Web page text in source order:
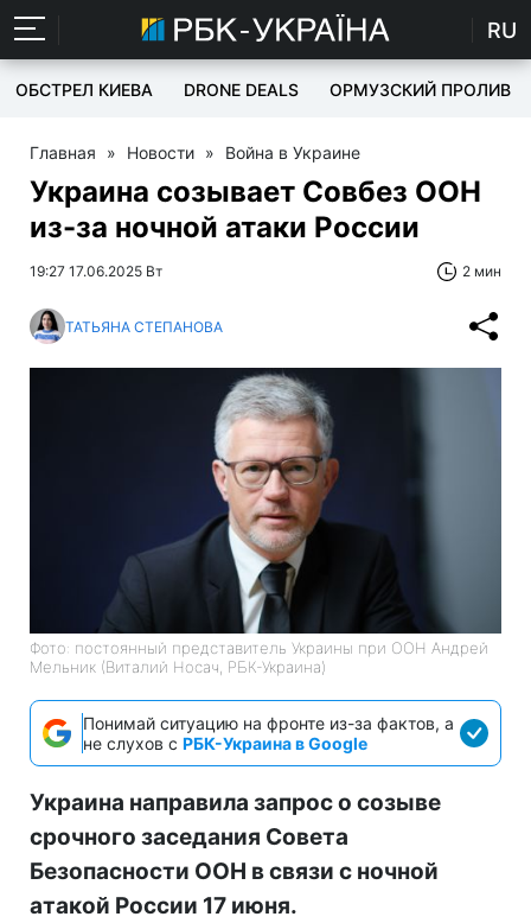
RU
ОБСТРЕЛ КИЕВА DRONE DEALS ОРМУЗСКИЙ ПРОЛИВ
Главная » Новости » Война в Украине
Украина созывает Совбез ООН
из-за ночной атаки России
19:27 17.06.2025 Вт 2 мин
ТАТЬЯНА СТЕПАНОВА
Фото: постоянный представитель Украины при ООН Андрей
Мельник (Виталий Носач, РБК-Украина)
Понимай ситуацию на фронте из-за фактов, а
не слухов с РБК-Украина в Google
Украина направила запрос о созыве
срочного заседания Совета
Безопасности ООН в связи с ночной
атакой России 17 июня.